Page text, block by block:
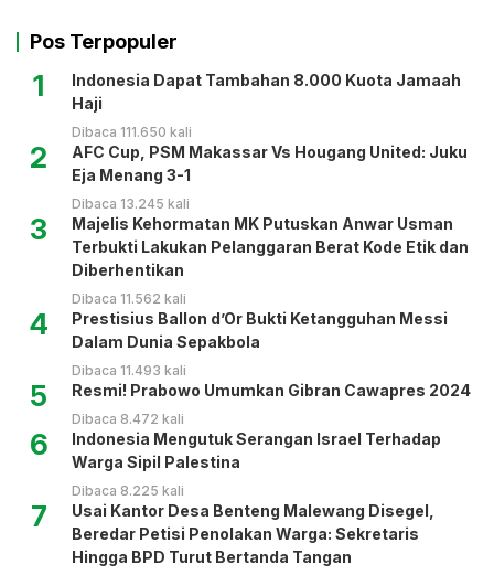
Pos Terpopuler
1
Indonesia Dapat Tambahan 8.000 Kuota Jamaah
Haji
Dibaca 111.650 kali
2
AFC Cup, PSM Makassar Vs Hougang United: Juku
Eja Menang 3-1
Dibaca 13.245 kali
3
Majelis Kehormatan MK Putuskan Anwar Usman
Terbukti Lakukan Pelanggaran Berat Kode Etik dan
Diberhentikan
Dibaca 11.562 kali
4
Prestisius Ballon d’Or Bukti Ketangguhan Messi
Dalam Dunia Sepakbola
Dibaca 11.493 kali
5 Resmi! Prabowo Umumkan Gibran Cawapres 2024
Dibaca 8.472 kali
6
Indonesia Mengutuk Serangan Israel Terhadap
Warga Sipil Palestina
Dibaca 8.225 kali
7
Usai Kantor Desa Benteng Malewang Disegel,
Beredar Petisi Penolakan Warga: Sekretaris
Hingga BPD Turut Bertanda Tangan